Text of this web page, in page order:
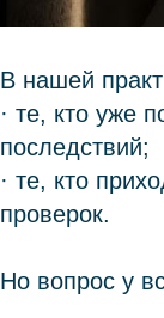
В нашей
· те, кто уже
последствий;
· те, кто
проверок.
Но вопрос у